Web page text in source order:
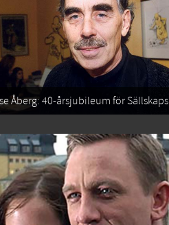
Åberg: 40-årsjubileum för